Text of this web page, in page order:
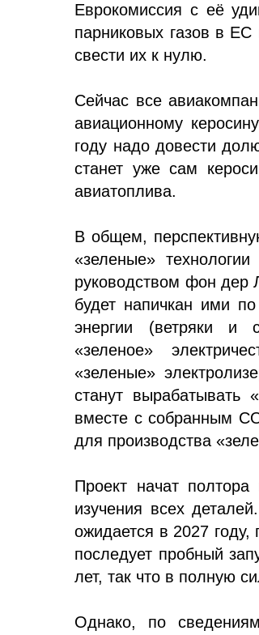
Еврокомиссия с её
парниковых газов в
свести их к нулю.
Сейчас все
авиационному
году надо довести
станет уже сам
авиатоплива.
В общем,
«зеленые»
руководством фон дер
будет напичкан ими
энергии (ветряки и
«зеленое»
«зеленые»
станут
вместе с собранным
для производства
Проект начат
изучения всех
ожидается в 2027 году,
последует пробный
лет, так что в полную
Однако, по